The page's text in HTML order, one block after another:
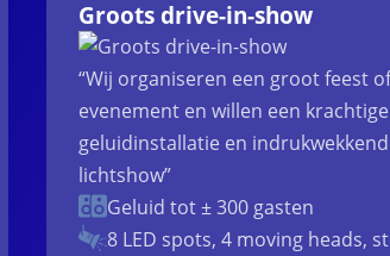
Groots drive-in-show
“Wij organiseren een groot feest
evenement en willen een krachtige
geluidinstallatie en
lichtshow”
Geluid tot ± 300 gasten
8 LED spots, 4 moving heads,